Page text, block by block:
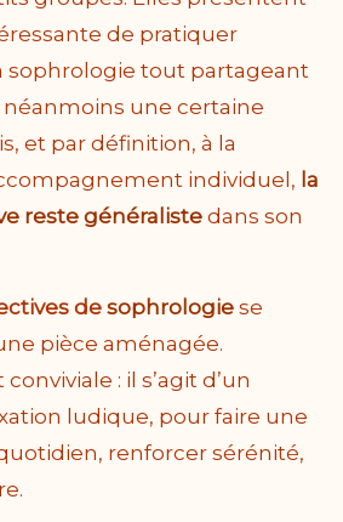
de pratiquer
sophrologie tout partageant
une certaine
et par définition, à la
individuel, la
reste généraliste dans son
desophrologie se
pièce aménagée.
: il s’agit d’un
ludique, pour faire une
renforcer sérénité,